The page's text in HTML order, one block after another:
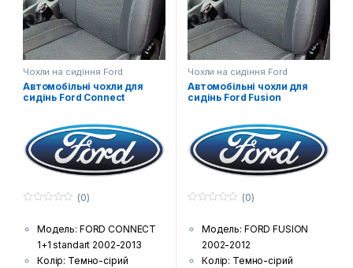
Чохли на сидіння Ford
Автомобільні чохли для
сидінь Ford Connect
5
(0)
Модель: FORD CONNECT
1+1 standart 2002-2013
Колір: Темно-сірий
Чохли на сидіння Ford
Автомобільні чохли для
сидінь Ford Fusion
5
(0)
Модель: FORD FUSION
2002-2012
Колір: Темно-сірий